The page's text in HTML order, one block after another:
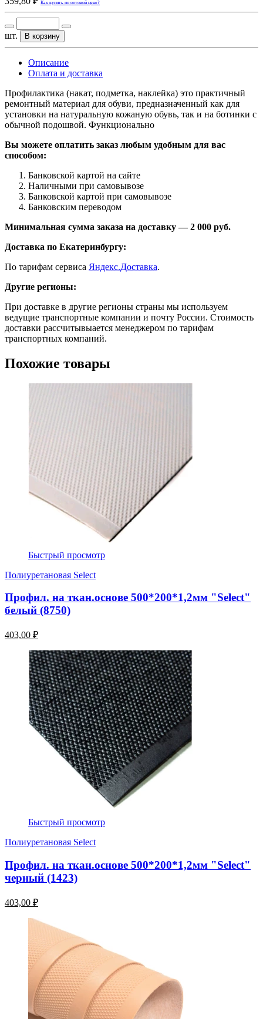
Как купить по оптовой цене?
шт. В корзину
Описание
Оплата и доставка
Профилактика (накат, подметка, наклейка) это практичный
ремонтный материал для обуви, предназначенный как для
установки на натуральную кожаную обувь, так и на ботинки с
обычной подошвой. Функционально
Вы можете оплатить заказ любым удобным для вас
способом:
Банковской картой на сайте
Наличными при самовывозе
Банковской картой при самовывозе
Банковским переводом
Минимальная сумма заказа на доставку — 2 000 руб.
Доставка по Екатеринбургу:
По тарифам сервиса Яндекс.Доставка.
Другие регионы:
При доставке в другие регионы страны мы используем
ведущие транспортные компании и почту России. Стоимость
доставки рассчитывыается менеджером по тарифам
транспортных компаний.
Похожие товары
Быстрый просмотр
Полиуретановая Select
Профил. на ткан.основе 500*200*1,2мм "Select"
белый (8750)
403,00 ₽
Быстрый просмотр
Полиуретановая Select
Профил. на ткан.основе 500*200*1,2мм "Select"
черный (1423)
403,00 ₽